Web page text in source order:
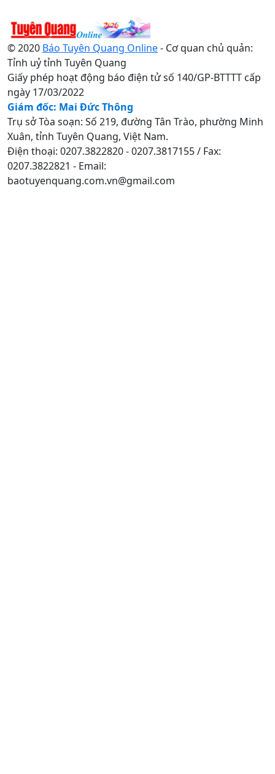
© 2020 Báo Tuyên Quang Online- Cơ quan chủ quản:
Tỉnh uỷ tỉnh Tuyên Quang
Giấy phép hoạt động báo điện tử số 140/GP-BTTTT cấp
ngày 17/03/2022
Giám đốc: Mai Đức Thông
Trụ sở Tòa soạn: Số 219, đường Tân Trào, phường Minh
Xuân, tỉnh Tuyên Quang, Việt Nam.
Điện thoại: 0207.3822820 - 0207.3817155 / Fax:
0207.3822821 - Email:
baotuyenquang.com.vn@gmail.com